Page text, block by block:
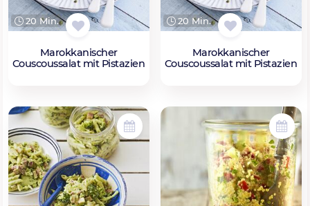
20 Min.
Marokkanischer
Couscoussalat mit Pistazien
20 Min.
Marokkanischer
Couscoussalat mit Pistazien